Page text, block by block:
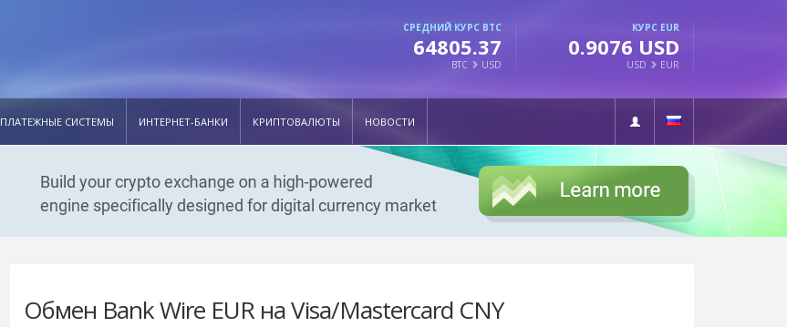
СРЕДНИЙ КУРС BTC
64805.37
BTC USD
КУРС EUR
0.9076 USD
USD EUR
ПЛАТЕЖНЫЕ СИСТЕМЫ ИНТЕРНЕТ-БАНКИ КРИПТОВАЛЮТЫ НОВОСТИ
Обмен Bank Wire EUR на Visa/Mastercard CNY